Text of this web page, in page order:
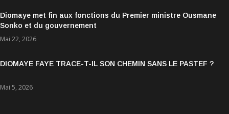
Diomaye met fin aux fonctions du Premier ministre Ousmane
Sonko et du gouvernement
Mai 22, 2026
DIOMAYE FAYE TRACE-T-IL SON CHEMIN SANS LE PASTEF ?
Mai 5, 2026